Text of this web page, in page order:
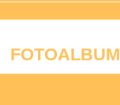
FOTOALBUM